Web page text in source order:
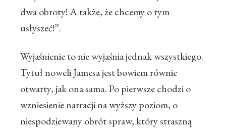
dwa obroty! A także, że chcemy o tym
usłyszeć!”.
Wyjaśnienie to nie wyjaśnia jednak wszystkiego.
Tytuł noweli Jamesa jest bowiem równie
otwarty, jak ona sama. Po pierwsze chodzi o
wzniesienie narracji na wyższy poziom, o
niespodziewany obrót spraw, który straszną